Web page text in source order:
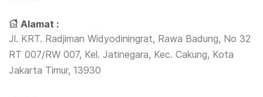
Alamat :
Jl. KRT. Radjiman Widyodiningrat, Rawa Badung, No 32
RT 007/RW 007, Kel. Jatinegara, Kec. Cakung, Kota
Jakarta Timur, 13930